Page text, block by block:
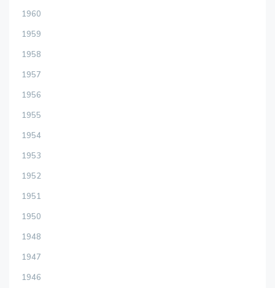
1960
1959
1958
1957
1956
1955
1954
1953
1952
1951
1950
1948
1947
1946